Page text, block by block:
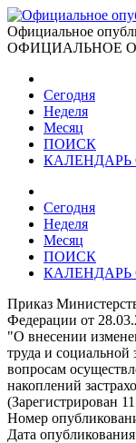
Официальное
ОФИЦИАЛЬНОЕ
Сегодня
Неделя
Месяц
ПОИСК
Сегодня
Неделя
Месяц
ПОИСК
Приказ
Федерации от
"О внесении
труда и
вопросам
накоплений
(Зарегистрирован
Номер
Дата